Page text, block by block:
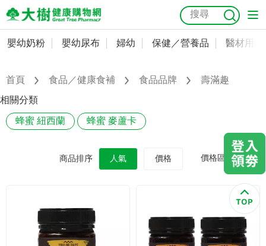
嬰幼奶粉
嬰幼尿布
婦幼
成人照護
美容／個人清潔
抗菌 尿布 大樹獨家 益生菌 魚油 幼兒米餅 貓砂
奶瓶奶嘴
會員資料及密碼修改
常用收件人清單
訂單查詢
購物金查詢
優惠券領取
嬰幼奶粉 嬰幼尿布 婦幼 保健／營養品 醫材用品
首頁 食品／健康食補 食品品牌
壽滿趣
相關分類
蜂蜜 紐西蘭 蜂蜜 麥蘆卡
商品排序 人氣 價格 價格區間